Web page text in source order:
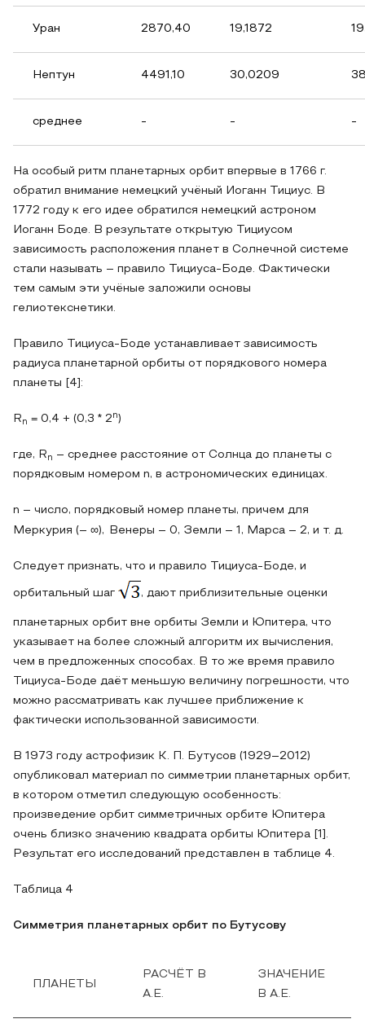
Уран 2870,40 19,1872
Нептун 4491,10 30,0209
среднее - - -
На особый ритм планетарных орбит впервые в 1766 г.
обратил внимание немецкий учёный Иоганн Тициус. В
1772 году к его идее обратился немецкий астроном
Иоганн Боде. В результате открытую Тициусом
зависимость расположения планет в Солнечной системе
стали называть – правило Тициуса-Боде. Фактически
тем самым эти учёные заложили основы
гелиотекснетики.
Правило Тициуса-Боде устанавливает зависимость
радиуса планетарной орбиты от порядкового номера
планеты [4]:
R n = 0,4 + (0,3 * 2 n )
где, R n
– среднее расстояние от Солнца до планеты с
порядковым номером n, в астрономических единицах.
n – число, порядковый номер планеты, причем для
Меркурия (– ∞),
Венеры – 0, Земли – 1, Марса – 2, и т. д.
Следует признать, что и правило Тициуса-Боде, и
орбитальный шаг , дают приблизительные оценки
планетарных орбит вне орбиты Земли и Юпитера, что
указывает на более сложный алгоритм их вычисления,
чем в предложенных способах. В то же время правило
Тициуса-Боде даёт меньшую величину погрешности, что
можно рассматривать как лучшее приближение к
фактически использованной зависимости.
В 1973 году астрофизик К. П. Бутусов (1929–2012)
опубликовал материал по симметрии планетарных орбит,
в котором отметил следующую особенность:
произведение орбит симметричных орбите Юпитера
очень близко значению квадрата орбиты Юпитера [1].
Результат его исследований представлен в таблице 4.
Таблица 4
Симметрия планетарных орбит по Бутусову
ПЛАНЕТЫ
РАСЧЁТ В
А.Е.
ЗНАЧЕНИЕ
В А.Е.